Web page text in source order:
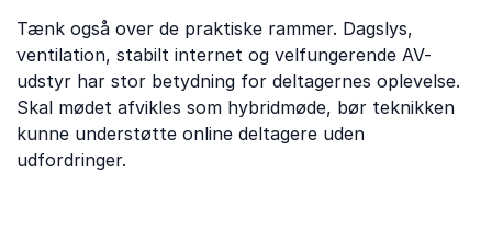
Tænk også over de praktiske rammer. Dagslys,
ventilation, stabilt internet og velfungerende AV-
udstyr har stor betydning for deltagernes oplevelse.
Skal mødet afvikles som hybridmøde, bør teknikken
kunne understøtte online deltagere uden
udfordringer.